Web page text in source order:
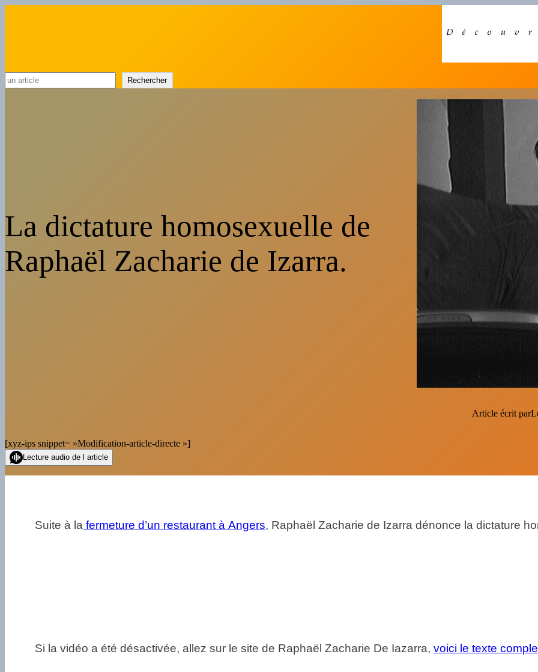
Rechercher
La dictature homosexuelle de
Raphaël Zacharie de Izarra.
Article écrit par
[xyz-ips snippet= »Modification-article-directe »]
Lecture audio de l article
Suite à la fermeture d’un restaurant à Angers, Raphaël Zacharie de Izarra dénonce la dictature
Si la vidéo a été désactivée, allez sur le site de Raphaël Zacharie De Iazarra, voici le texte